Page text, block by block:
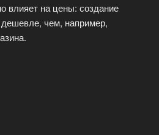
влияет на цены: создание
дешевле, чем, например,